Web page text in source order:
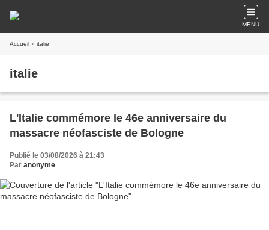
MENU
Accueil » italie
italie
L'Italie commémore le 46e anniversaire du
massacre néofasciste de Bologne
Publié le 03/08/2026 à 21:43
Par anonyme